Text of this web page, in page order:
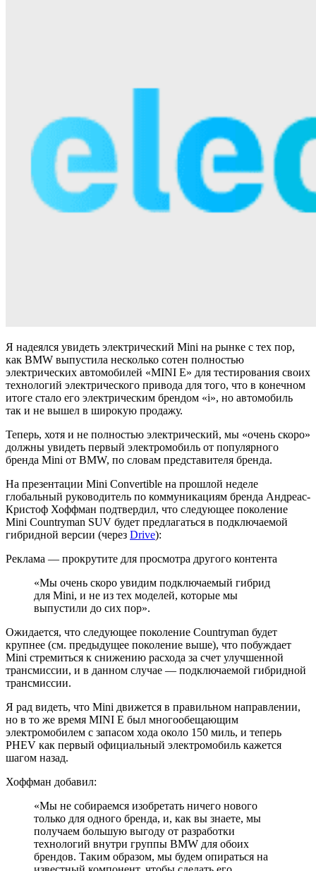
Я надеялся увидеть электрический Mini на рынке с тех пор,
как BMW выпустила несколько сотен полностью
электрических автомобилей «MINI E» для тестирования своих
технологий электрического привода для того, что в конечном
итоге стало его электрическим брендом «i», но автомобиль
так и не вышел в широкую продажу.
Теперь, хотя и не полностью электрический, мы «очень скоро»
должны увидеть первый электромобиль от популярного
бренда Mini от BMW, по словам представителя бренда.
На презентации Mini Convertible на прошлой неделе
глобальный руководитель по коммуникациям бренда Андреас-
Кристоф Хоффман подтвердил, что следующее поколение
Mini Countryman SUV будет предлагаться в подключаемой
гибридной версии (через Drive):
Реклама — прокрутите для просмотра другого контента
«Мы очень скоро увидим подключаемый гибрид
для Mini, и не из тех моделей, которые мы
выпустили до сих пор».
Ожидается, что следующее поколение Countryman будет
крупнее (см. предыдущее поколение выше), что побуждает
Mini стремиться к снижению расхода за счет улучшенной
трансмиссии, и в данном случае — подключаемой гибридной
трансмиссии.
Я рад видеть, что Mini движется в правильном направлении,
но в то же время MINI E был многообещающим
электромобилем с запасом хода около 150 миль, и теперь
PHEV как первый официальный электромобиль кажется
шагом назад.
Хоффман добавил:
«Мы не собираемся изобретать ничего нового
только для одного бренда, и, как вы знаете, мы
получаем большую выгоду от разработки
технологий внутри группы BMW для обоих
брендов. Таким образом, мы будем опираться на